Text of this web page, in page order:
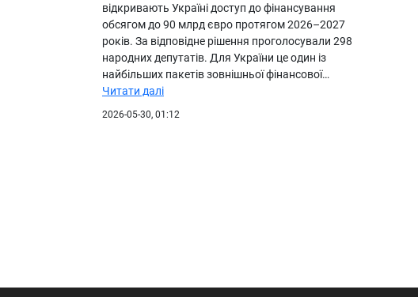
відкривають Україні доступ до фінансування
обсягом до 90 млрд євро протягом 2026–2027
років. За відповідне рішення проголосували 298
народних депутатів. Для України це один із
найбільших пакетів зовнішньої фінансової…
Читати далі
2026-05-30, 01:12